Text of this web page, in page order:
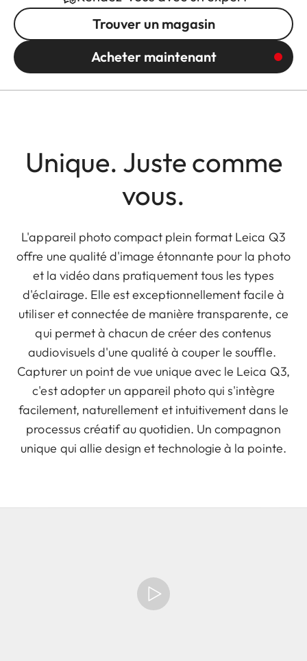
Trouver un magasin
Acheter maintenant
Unique. Juste comme
vous.
L'appareil photo compact plein format Leica Q3
offre une qualité d'image étonnante pour la photo
et la vidéo dans pratiquement tous les types
d'éclairage. Elle est exceptionnellement facile à
utiliser et connectée de manière transparente, ce
qui permet à chacun de créer des contenus
audiovisuels d'une qualité à couper le souffle.
Capturer un point de vue unique avec le Leica Q3,
c'est adopter un appareil photo qui s'intègre
facilement, naturellement et intuitivement dans le
processus créatif au quotidien. Un compagnon
unique qui allie design et technologie à la pointe.